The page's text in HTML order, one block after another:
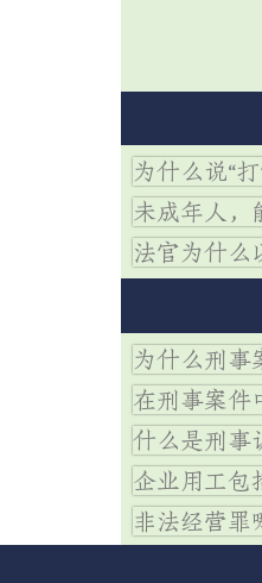
为什么说“
未成年人，
法官为什么
为什么刑事
在刑事案件
什么是刑事
企业用工包
非法经营罪